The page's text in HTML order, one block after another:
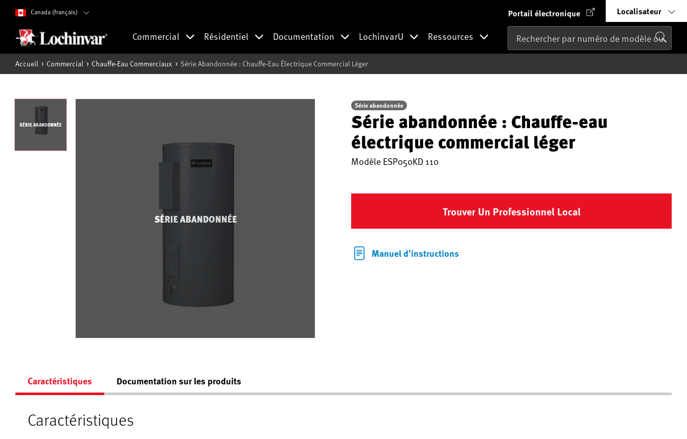
Canada (français) Portail électronique Localisateur
Commercial Résidentiel Documentation LochinvarU Ressources
Accueil Commercial Chauffe-Eau Commerciaux Série Abandonnée : Chauffe-Eau Électrique Commercial Léger
SÉRIE ABANDONNÉE
SÉRIE ABANDONNÉE
Série abandonnée
Série abandonnée : Chauffe-eau
électrique commercial léger
ModèleESP050KD 110
Trouver Un Professionnel Local
Manuel d’instructions
Caractéristiques Documentation sur les produits
Caractéristiques